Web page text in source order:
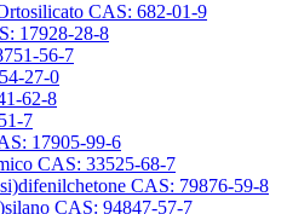
CAS: 682-01-9
17928-28-8
56-7
27-0
62-8
7
17905-99-6
CAS: 33525-68-7
CAS: 79876-59-8
CAS: 94847-57-7